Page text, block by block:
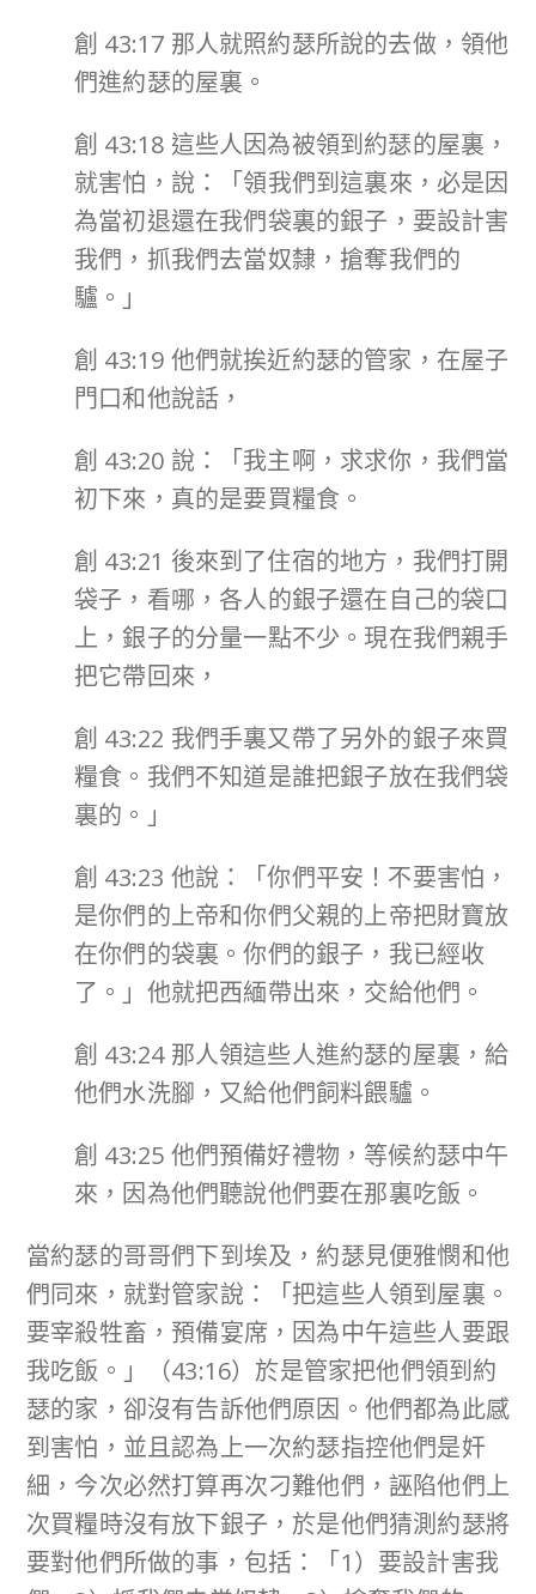
創 43:17 那人就照約瑟所說的去做，領他
們進約瑟的屋裏。
創 43:18 這些人因為被領到約瑟的屋裏，
就害怕，說：「領我們到這裏來，必是因
為當初退還在我們袋裏的銀子，要設計害
我們，抓我們去當奴隸，搶奪我們的
驢。」
創 43:19 他們就挨近約瑟的管家，在屋子
門口和他說話，
創 43:20 說：「我主啊，求求你，我們當
初下來，真的是要買糧食。
創 43:21 後來到了住宿的地方，我們打開
袋子，看哪，各人的銀子還在自己的袋口
上，銀子的分量一點不少。現在我們親手
把它帶回來，
創 43:22 我們手裏又帶了另外的銀子來買
糧食。我們不知道是誰把銀子放在我們袋
裏的。」
創 43:23 他說：「你們平安！不要害怕，
是你們的上帝和你們父親的上帝把財寶放
在你們的袋裏。你們的銀子，我已經收
了。」他就把西緬帶出來，交給他們。
創 43:24 那人領這些人進約瑟的屋裏，給
他們水洗腳，又給他們飼料餵驢。
創 43:25 他們預備好禮物，等候約瑟中午
來，因為他們聽說他們要在那裏吃飯。
當約瑟的哥哥們下到埃及，約瑟見便雅憫和他
們同來，就對管家說：「把這些人領到屋裏。
要宰殺牲畜，預備宴席，因為中午這些人要跟
我吃飯。」（43:16）於是管家把他們領到約
瑟的家，卻沒有告訴他們原因。他們都為此感
到害怕，並且認為上一次約瑟指控他們是奸
細，今次必然打算再次刁難他們，誣陷他們上
次買糧時沒有放下銀子，於是他們猜測約瑟將
要對他們所做的事，包括：「1）要設計害我